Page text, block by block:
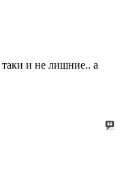
и не лишние.. а